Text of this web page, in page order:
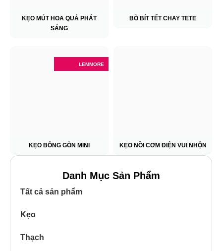
KẸO MÚT HOA QUẢ PHÁT
SÁNG
BÒ BÍT TẾT CHAY TETE
LEMMORE
KẸO BÔNG GÒN MINI KẸO NỒI CƠM ĐIỆN VUI NHỘN
Danh Mục Sản Phẩm
Tất cả sản phẩm
Kẹo
Thạch